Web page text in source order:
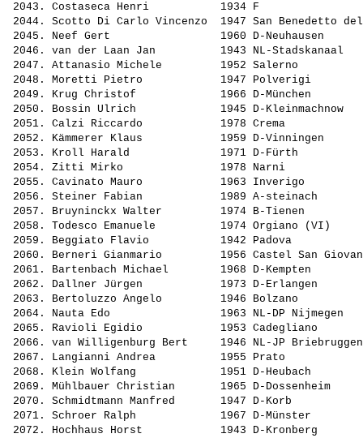
2043. Costaseca Henri
1934 F
2044. Scotto Di Carlo Vincenzo
1947 San Benedetto
2045. Neef Gert
1960 D-Neuhausen
2046. van der Laan Jan
1943 NL-
2047. Attanasio Michele
1952 Salerno
2048. Moretti Pietro
1947 Polverigi
2049. Krug Christof
1966 D-München
2050. Bossin Ulrich
1945 D-
2051. Calzi Riccardo
1978 Crema
2052. Kämmerer Klaus
1959 D-Vinningen
2053. Kroll Harald
1971 D-Fürth
2054. Zitti Mirko
1978 Narni
2055. Cavinato Mauro
1963 Inverigo
2056. Steiner Fabian
1989 A-steinach
2057. Bruyninckx Walter
1974 B-Tienen
2058. Todesco Emanuele
1974 Orgiano (VI)
2059. Beggiato Flavio
1942 Padova
2060. Berneri Gianmario
1956 Castel San
2061. Bartenbach Michael
1968 D-Kempten
2062. Dallner Jürgen
1973 D-Erlangen
2063. Bertoluzzo Angelo
1946 Bolzano
2064. Nauta Edo
1963 NL-DP
2065. Ravioli Egidio
1953 Cadegliano
2066. van Willigenburg Bert
1946 NL-JP
2067. Langianni Andrea
1955 Prato
2068. Klein Wolfang
1951 D-Heubach
2069. Mühlbauer Christian
1965 D-
2070. Schmidtmann Manfred
1947 D-Korb
2071. Schroer Ralph
1967 D-Münster
2072. Hochhaus Horst
1943 D-Kronberg